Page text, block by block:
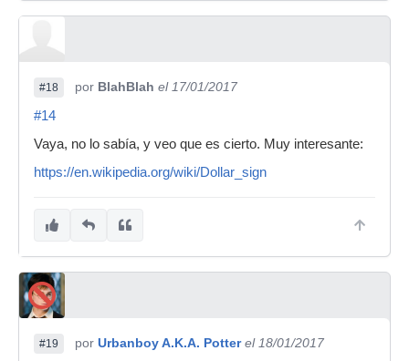
#18 por BlahBlah el 17/01/2017
#14
Vaya, no lo sabía, y veo que es cierto. Muy interesante:
https://en.wikipedia.org/wiki/Dollar_sign
#19 por Urbanboy A.K.A. Potter el 18/01/2017